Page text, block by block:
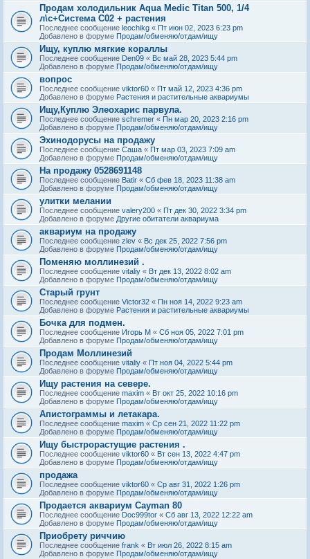
Продам холодильник Aqua Medic Titan 500, 1/4
л\с+Система С02 + растения
Последнее сообщение leochikg « Пт июн 02, 2023 6:23 pm
Добавлено в форуме Продам/обменяю/отдам/ищу
Ищу, куплю мягкие кораллы
Последнее сообщение Den09 « Вс май 28, 2023 5:44 pm
Добавлено в форуме Продам/обменяю/отдам/ищу
вопрос
Последнее сообщение viktor60 « Пт май 12, 2023 4:36 pm
Добавлено в форуме Растения и растительные аквариумы
Ищу,Куплю Элеохарис парвула.
Последнее сообщение schremer « Пн мар 20, 2023 2:16 pm
Добавлено в форуме Продам/обменяю/отдам/ищу
Эхинодорусы на продажу
Последнее сообщение Саша « Пт мар 03, 2023 7:09 am
Добавлено в форуме Продам/обменяю/отдам/ищу
На продажу 0528691148
Последнее сообщение Batir « Сб фев 18, 2023 11:38 am
Добавлено в форуме Продам/обменяю/отдам/ищу
улитки мелании
Последнее сообщение valery200 « Пт дек 30, 2022 3:34 pm
Добавлено в форуме Другие обитатели аквариума
аквариум на продажу
Последнее сообщение zlev « Вс дек 25, 2022 7:56 pm
Добавлено в форуме Продам/обменяю/отдам/ищу
Поменяю моллинезий .
Последнее сообщение vitaliy « Вт дек 13, 2022 8:02 am
Добавлено в форуме Продам/обменяю/отдам/ищу
Старый грунт
Последнее сообщение Victor32 « Пн ноя 14, 2022 9:23 am
Добавлено в форуме Растения и растительные аквариумы
Бочка для подмен.
Последнее сообщение Игорь М « Сб ноя 05, 2022 7:01 pm
Добавлено в форуме Продам/обменяю/отдам/ищу
Продам Моллинезий
Последнее сообщение vitaliy « Пт ноя 04, 2022 5:44 pm
Добавлено в форуме Продам/обменяю/отдам/ищу
Ищу растения на севере.
Последнее сообщение maxim « Вт окт 25, 2022 10:16 pm
Добавлено в форуме Продам/обменяю/отдам/ищу
Апистограммы и летакара.
Последнее сообщение maxim « Ср сен 21, 2022 11:22 pm
Добавлено в форуме Продам/обменяю/отдам/ищу
Ищу быстрорастущие растения .
Последнее сообщение viktor60 « Вт сен 13, 2022 4:47 pm
Добавлено в форуме Продам/обменяю/отдам/ищу
продажа
Последнее сообщение viktor60 « Ср авг 31, 2022 1:26 pm
Добавлено в форуме Продам/обменяю/отдам/ищу
Продается аквариум Cayman 80
Последнее сообщение Doc999tor « Сб авг 13, 2022 12:22 am
Добавлено в форуме Продам/обменяю/отдам/ищу
Приобрету риччию
Последнее сообщение frank « Вт июл 26, 2022 8:15 am
Добавлено в форуме Продам/обменяю/отдам/ищу